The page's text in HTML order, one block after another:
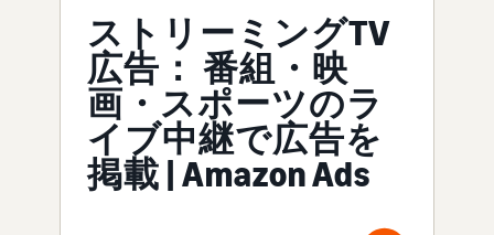
ストリーミングTV
広告： 番組・映
画・スポーツのラ
イブ中継で広告を
掲載 | Amazon Ads